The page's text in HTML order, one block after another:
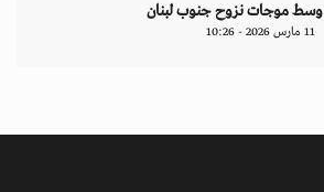
وسط موجات نزوح جنوب لبنان
11 مارس 2026 - 10:26